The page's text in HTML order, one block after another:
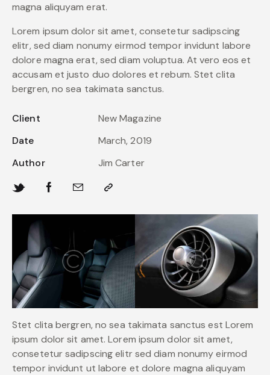
magna aliquyam erat.
Lorem ipsum dolor sit amet, consetetur sadipscing
elitr, sed diam nonumy eirmod tempor invidunt labore
dolore magna erat, sed diam voluptua. At vero eos et
accusam et justo duo dolores et rebum. Stet clita
bergren, no sea takimata sanctus.
Client
New Magazine
Date
March, 2019
Author
Jim Carter
Stet clita bergren, no sea takimata sanctus est Lorem
ipsum dolor sit amet. Lorem ipsum dolor sit amet,
consetetur sadipscing elitr sed diam nonumy eirmod
tempor invidunt ut labore et dolore magna aliquyam